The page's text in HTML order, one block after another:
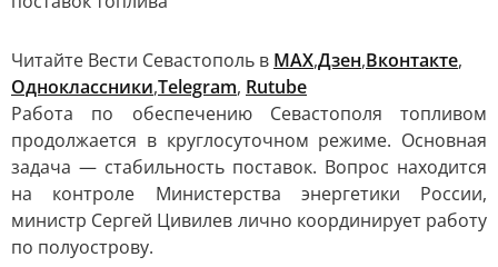
Читайте Вести Севастополь в MAX,Дзен,Вконтакте,
Одноклассники,Telegram, Rutube
Работа по обеспечению Севастополя топливом
продолжается в круглосуточном режиме. Основная
задача — стабильность поставок. Вопрос находится
на контроле Министерства энергетики России,
министр Сергей Цивилев лично координирует работу
по полуострову.